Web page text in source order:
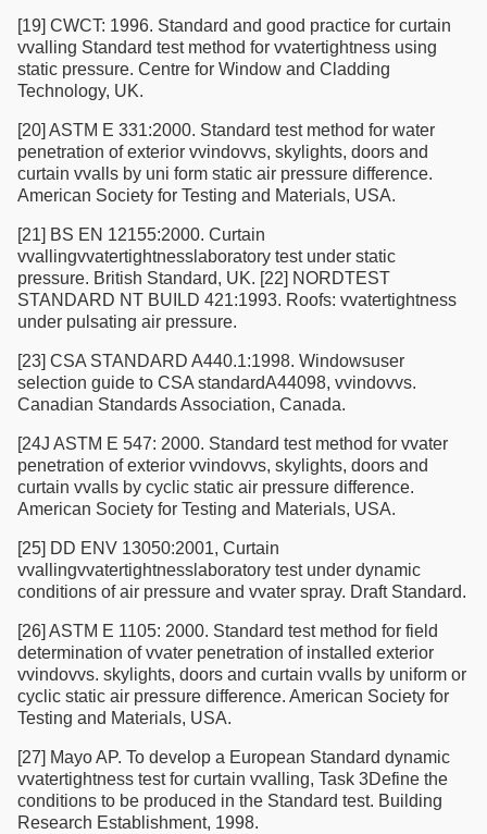
[19] CWCT: 1996. Standard and good practice for curtain
vvalling Standard test method for vvatertightness using
static pressure. Centre for Window and Cladding
Technology, UK.
[20] ASTM E 331:2000. Standard test method for water
penetration of exterior vvindovvs, skylights, doors and
curtain vvalls by uni form static air pressure difference.
American Society for Testing and Materials, USA.
[21] BS EN 12155:2000. Curtain
vvallingvvatertightnesslaboratory test under static
pressure. British Standard, UK. [22] NORDTEST
STANDARD NT BUILD 421:1993. Roofs: vvatertightness
under pulsating air pressure.
[23] CSA STANDARD A440.1:1998. Windowsuser
selection guide to CSA standardA44098, vvindovvs.
Canadian Standards Association, Canada.
[24J ASTM E 547: 2000. Standard test method for vvater
penetration of exterior vvindovvs, skylights, doors and
curtain vvalls by cyclic static air pressure difference.
American Society for Testing and Materials, USA.
[25] DD ENV 13050:2001, Curtain
vvallingvvatertightnesslaboratory test under dynamic
conditions of air pressure and vvater spray. Draft Standard.
[26] ASTM E 1105: 2000. Standard test method for field
determination of vvater penetration of installed exterior
vvindovvs. skylights, doors and curtain vvalls by uniform or
cyclic static air pressure difference. American Society for
Testing and Materials, USA.
[27] Mayo AP. To develop a European Standard dynamic
vvatertightness test for curtain vvalling, Task 3Define the
conditions to be produced in the Standard test. Building
Research Establishment, 1998.